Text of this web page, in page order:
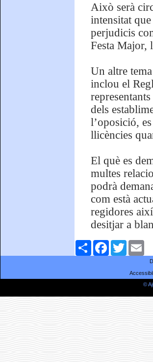
Això serà
intensitat
perjudicis
Festa Major,
Un altre
inclou el
dels
l’oposició,
llicències
El què es
multes
podrà
com està
regidores
desitjar a
ComparteixFacebookTwitter
©